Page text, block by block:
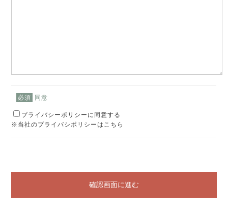
必須 同意
プライバシーポリシーに同意する
※当社のプライバシポリシーはこちら
確認画面に進む